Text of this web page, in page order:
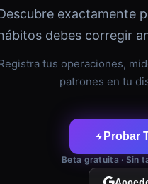
exactamente
debes corregir
tus operaciones,
patrones en tu
Probar
Beta gratuita · Sin